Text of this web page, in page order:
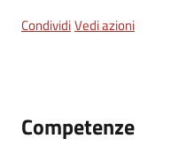
gli
Seguici
CondividiVedi azioni
Competenze